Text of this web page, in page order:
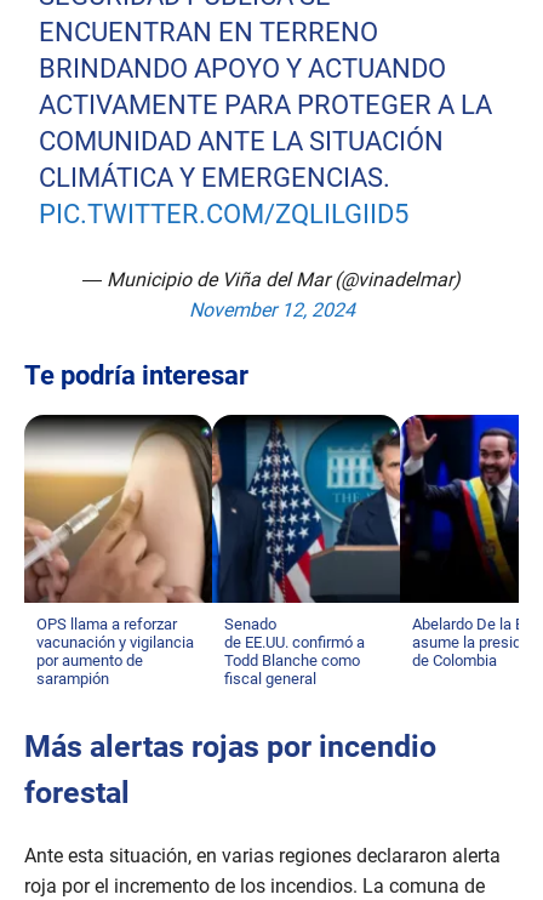
ENCUENTRAN EN TERRENO
BRINDANDO APOYO Y ACTUANDO
ACTIVAMENTE PARA PROTEGER A LA
COMUNIDAD ANTE LA SITUACIÓN
CLIMÁTICA Y EMERGENCIAS.
PIC.TWITTER.COM/ZQLILGIID5
— Municipio de Viña del Mar (@vinadelmar)
November 12, 2024
Te podría interesar
OPS llama a reforzar
vacunación y vigilancia
por aumento de
sarampión
Senado
de EE.UU. confirmó a
Todd Blanche como
fiscal general
Abelardo De la
asume la
de Colombia
Más alertas rojas por incendio
forestal
Ante esta situación, en varias regiones declararon alerta
roja por el incremento de los incendios. La comuna de